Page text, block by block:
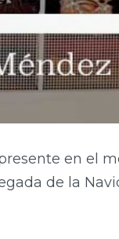
en el
de la